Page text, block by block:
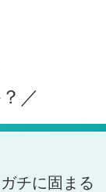
？／
チに固まる